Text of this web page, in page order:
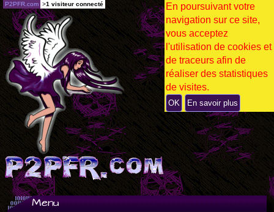
Menu
P2PFR.com >1 visiteur connecté
En poursuivant votre
navigation sur ce site,
vous acceptez
l'utilisation de cookies et
de traceurs afin de
réaliser des statistiques
de visites.
OK En savoir plus